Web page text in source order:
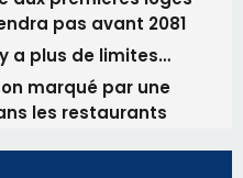
de CNI et recevez par
et une sélection de